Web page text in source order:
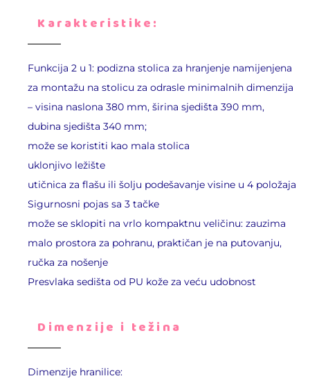
Karakteristike:
Funkcija 2 u 1: podizna stolica za hranjenje namijenjena
za montažu na stolicu za odrasle minimalnih dimenzija
– visina naslona 380 mm, širina sjedišta 390 mm,
dubina sjedišta 340 mm;
može se koristiti kao mala stolica
uklonjivo ležište
utičnica za flašu ili šolju podešavanje visine u 4 položaja
Sigurnosni pojas sa 3 tačke
može se sklopiti na vrlo kompaktnu veličinu: zauzima
malo prostora za pohranu, praktičan je na putovanju,
ručka za nošenje
Presvlaka sedišta od PU kože za veću udobnost
Dimenzije i težina
Dimenzije hranilice: